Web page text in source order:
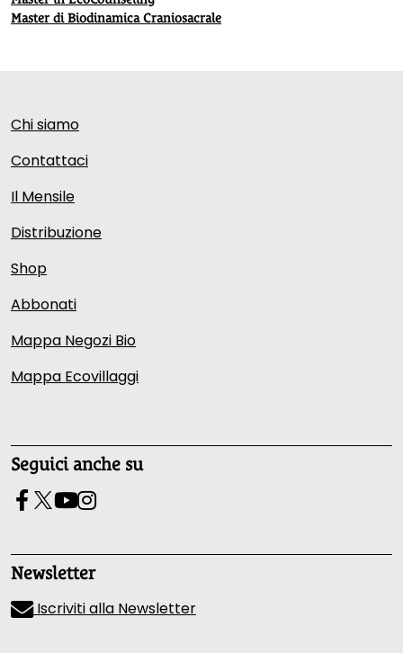
Master di Biodinamica Craniosacrale
Chi siamo
Contattaci
Il Mensile
Distribuzione
Shop
Abbonati
Mappa Negozi Bio
Mappa Ecovillaggi
Seguici anche su
Newsletter
Iscriviti alla Newsletter